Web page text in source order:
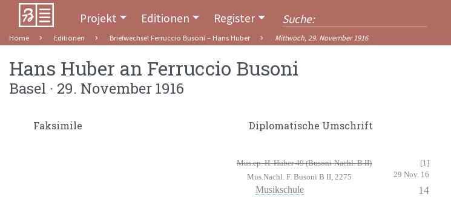
Projekt Editionen Register
Home Editionen Briefwechsel Ferruccio Busoni – Hans Huber Mittwoch, 29. November 1916
Hans Huber an Ferruccio Busoni
Basel · 29. November 1916
Faksimile Diplomatische Umschrift
Mus.ep. H. Huber 49 (Busoni-Nachl. B II)
Mus.Nachl. F. Busoni B II, 2275
[1]
29 Nov. 16
Musikschule
14